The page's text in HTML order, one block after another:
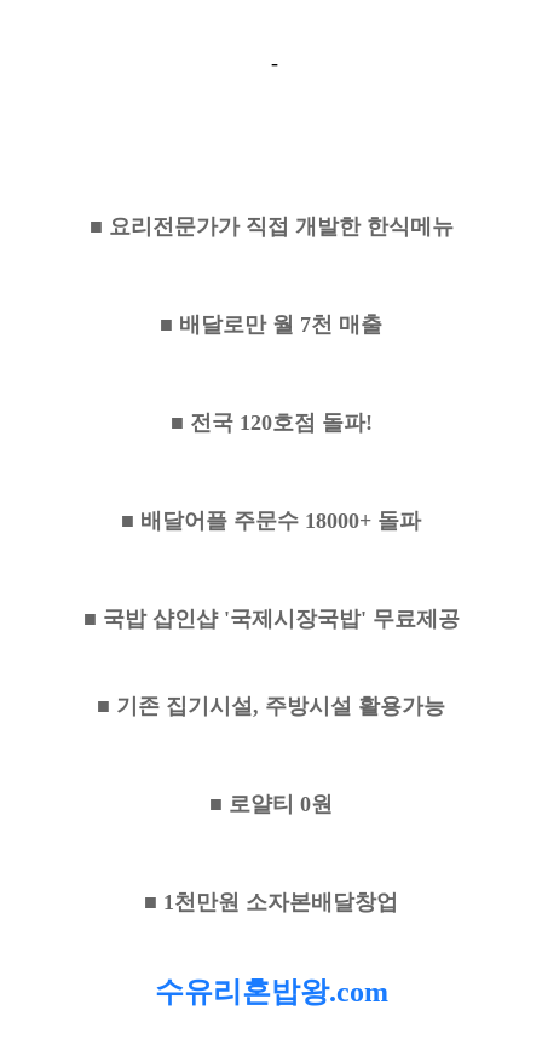
-
■ 요리전문가가 직접 개발한 한식메뉴
■ 배달로만 월 7천 매출
■ 전국 120호점 돌파!
■ 배달어플 주문수 18000+ 돌파
■ 국밥 샵인샵 '국제시장국밥' 무료제공
■ 기존 집기시설, 주방시설 활용가능
■ 로얄티 0원
■ 1천만원 소자본배달창업
수유리혼밥왕.com